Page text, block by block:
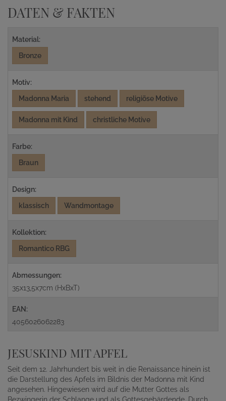
DATEN & FAKTEN
Material:
Bronze
Motiv:
Madonna Maria
stehend religiöse Motive
Madonna mit Kind christliche Motive
Farbe:
Braun
Design:
klassisch
Wandmontage
Kollektion:
Romantico RBG
Abmessungen:
35x13,5x7cm (HxBxT)
EAN:
4056026062283
JESUSKIND MIT APFEL
Seit dem 12. Jahrhundert bis weit in die Renaissance hinein ist
die Darstellung des Apfels im Bildnis der Madonna mit Kind
angesehen. Hingewiesen wird auf die Mutter Gottes als